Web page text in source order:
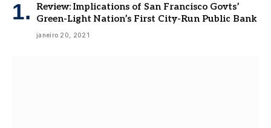
Review: Implications of San Francisco Govts’
Green-Light Nation’s First City-Run Public Bank
janeiro 20, 2021